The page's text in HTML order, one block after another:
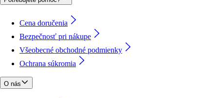
Cena doručenia
Bezpečnosť pri nákupe
Všeobecné obchodné podmienky
Ochrana súkromia
O nás